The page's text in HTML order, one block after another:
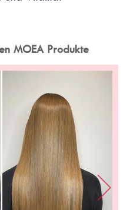
MOEA Produkte